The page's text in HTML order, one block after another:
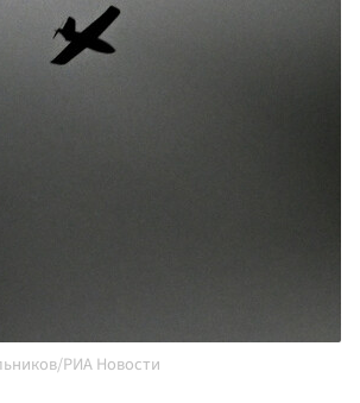
РИА Новости